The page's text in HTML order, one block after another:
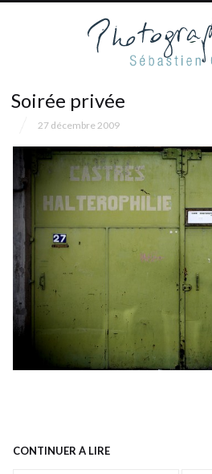
Soirée privée
27 décembre 2009
CONTINUER À LIRE